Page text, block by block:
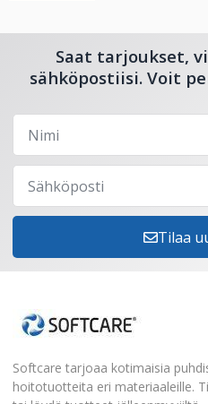
Saat tarjoukset,
sähköpostiisi. Voit
Tilaa
Softcare tarjoaa kotimaisia
hoitotuotteita eri materiaaleille.